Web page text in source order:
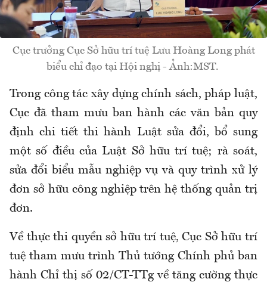
Cục trưởng Cục Sở hữu trí tuệ Lưu Hoàng Long phát
biểu chỉ đạo tại Hội nghị - Ảnh:MST.
Trong công tác xây dựng chính sách, pháp luật,
Cục đã tham mưu ban hành các văn bản quy
định chi tiết thi hành Luật sửa đổi, bổ sung
một số điều của Luật Sở hữu trí tuệ; rà soát,
sửa đổi biểu mẫu nghiệp vụ và quy trình xử lý
đơn sở hữu công nghiệp trên hệ thống quản trị
đơn.
Về thực thi quyền sở hữu trí tuệ, Cục Sở hữu trí
tuệ tham mưu trình Thủ tướng Chính phủ ban
hành Chỉ thị số 02/CT-TTg về tăng cường thực